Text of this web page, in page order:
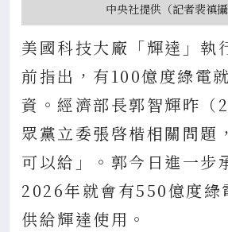
中央社提供（記者裴禛攝
美國科技大廠「輝達」執
前指出，有100億度綠電
資。經濟部長郭智輝昨（
眾黨立委張啓楷相關問題
可以給」。郭今日進一步
2026年就會有550億度綠
供給輝達使用。